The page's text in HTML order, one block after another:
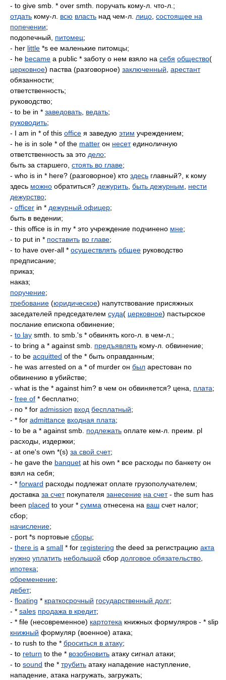
- to give smb. * over smth. поручать кому-л. что-л.;
отдать кому-л. всю власть над чем-л. лицо состоящее на
попечении;
подопечный, питомец;
- her little *s ее маленькие питомцы;
- he became a public * заботу о нем взяло на себя общество(
церковное) паства (разговорное) заключенный арестант
обязанности;
ответственность;
руководство;
- to be in * заведовать ведать;
руководить;
- I am in * of this office я заведую этим учреждением;
- he is in sole * of the matter он несетединоличную
ответственность за это дело;
быть за старшего, стоять во главе;
- who is in * here? (разговорное) кто здесь главный?, к кому
здесь можно обратиться? дежурить быть дежурным
нести
дежурство;
- officer in * дежурный офицер;
быть в ведении;
- this office is in my * это учреждение подчинено мне;
- to put in * поставить во главе;
- to have over-all * осуществлять общее руководство
предписание;
приказ;
наказ;
поручение;
требование (юридическое) напутствование присяжных
заседателей председателем суда( церковное) пастырское
послание епископа обвинение;
- to lay smth. to smb.'s * обвинять кого-л. в чем-л.;
- to bring a * against smb. предъявлять кому-л. обвинение;
- to be acquitted of the * быть оправданным;
- he was arrested on a * of murder он был арестован по
обвинению в убийстве;
- what is the * against him? в чем он обвиняется? цена, плата;
- free of * бесплатно;
- no * for admission вход бесплатный;
- * for admittance входная плата;
- to be a * against smb. подлежать оплате кем-л. преим. pl
расходы, издержки;
- at one's own *(s) за свой счет;
- he gave the banquet at his own * все расходы по банкету он
взял на себя;
- * forward расходы подлежат оплате грузополучателем;
доставка за счетпокупателя занесение на счет- the sum has
been placed to your * сумма отнесена на ваш счет налог;
сбор;
начисление;
- port *s портовые сборы;
- there is a small * for registering the deed за регистрацию акта
нужно уплатить небольшой сбор долговое обязательство
ипотека;
обременение;
дебет;
- floating * краткосрочный государственный долг;
- * sales продажа в кредит;
- * file (несовременное) картотека книжных формуляров - * slip
книжный формуляр (военное) атака;
- to rush to the * броситься в атаку;
- to return to the * возобновить атаку сигнал атаки;
- to sound the * трубить атаку нападение наступление,
нападение, атака нагружать, загружать;